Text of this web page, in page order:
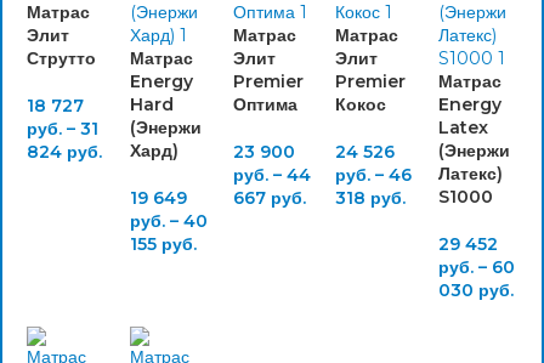
Матрас
Элит
Струтто
18 727
руб. – 31
824 руб.
Матрас
Energy
Hard
(Энержи
Хард)
19 649
руб. – 40
155руб.
Матрас
Элит
Premier
Оптима
23 900
руб. – 44
667руб.
Матрас
Элит
Premier
Кокос
24 526
руб. – 46
318 руб.
Матрас
Energy
Latex
(Энержи
Латекс)
S1000
29 452
руб. – 60
030 руб.